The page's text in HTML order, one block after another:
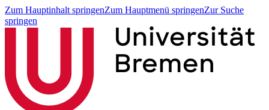
Zum Hauptinhalt springenZum Hauptmenü springenZur Suche
springen